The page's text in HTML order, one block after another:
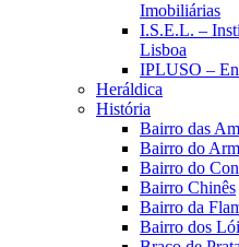
Imobiliárias
I.S.E.L. –
Lisboa
IPLUSO –
Heráldica
História
Bairro das
Bairro do
Bairro do
Bairro Chinês
Bairro da
Bairro dos